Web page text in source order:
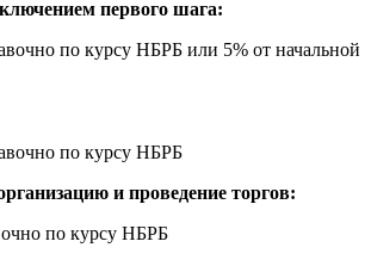
первого шага:
по курсу НБРБ или 5% от начальной
по курсу НБРБ
и проведение торгов:
по курсу НБРБ